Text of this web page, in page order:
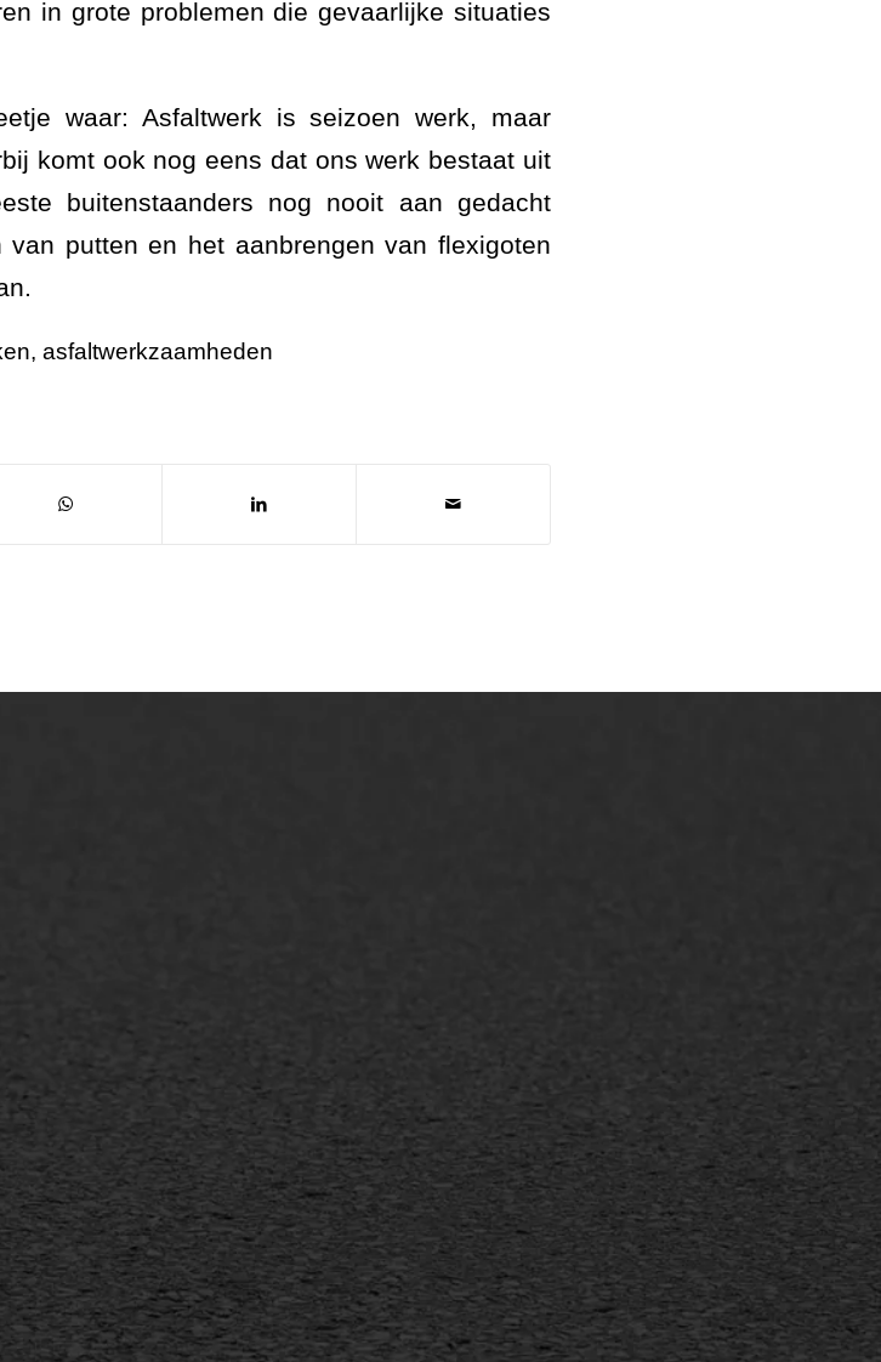
in grote problemen die gevaarlijke situaties
waar: Asfaltwerk is seizoen werk, maar
komt ook nog eens dat ons werk bestaat uit
buitenstaanders nog nooit aan gedacht
putten en het aanbrengen van flexigoten
, asfaltwerkzaamheden
Vlakslijpen
Inschrijven nieuwsbrief
Duurzaam ondernemen